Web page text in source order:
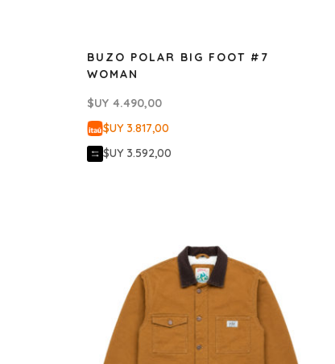
BUZO POLAR BIG FOOT #7
WOMAN
$UY 4.490,00
$UY 3.817,00
$UY 3.592,00